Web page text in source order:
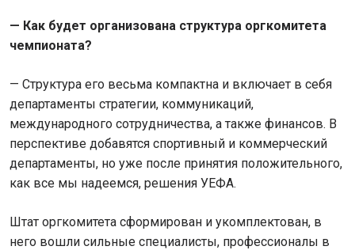
— Как будет организована структура оргкомитета
чемпионата?
— Структура его весьма компактна и включает в себя
департаменты стратегии, коммуникаций,
международного сотрудничества, а также финансов. В
перспективе добавятся спортивный и коммерческий
департаменты, но уже после принятия положительного,
как все мы надеемся, решения УЕФА.
Штат оргкомитета сформирован и укомплектован, в
него вошли сильные специалисты, профессионалы в